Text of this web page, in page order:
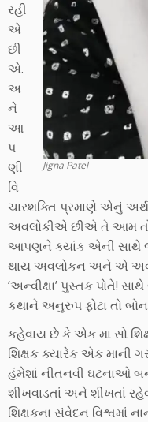
Jigna Patel
રહી
એ
છી
એ.
અ
ને
આ
પ
ણી
વિ
ચારશક્તિ પ્રમાણે એનું
અવલોકીએ છીએ તે આમ
આપણને ક્યાંક એની સાથે
થાય અવલોકન અને એ
‘અન્વીક્ષા’ પુસ્તક પોતે!
કથાને અનુરુપ ફોટા તો
કહેવાય છે કે એક મા સો
શિક્ષક ક્યારેક એક માની
હંમેશાં નીતનવી ઘટનાઓ
શીખવાડતાં અને શીખતાં
શિક્ષકના સંવેદન વિશ્વમાં